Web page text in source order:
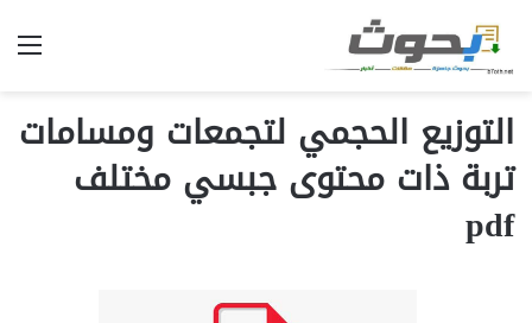
التوزيع الحجمي لتجمعات ومسامات
تربة ذات محتوى جبسي مختلف
pdf